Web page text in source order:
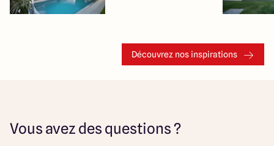
Découvrez nos inspirations
Vous avez des questions ?